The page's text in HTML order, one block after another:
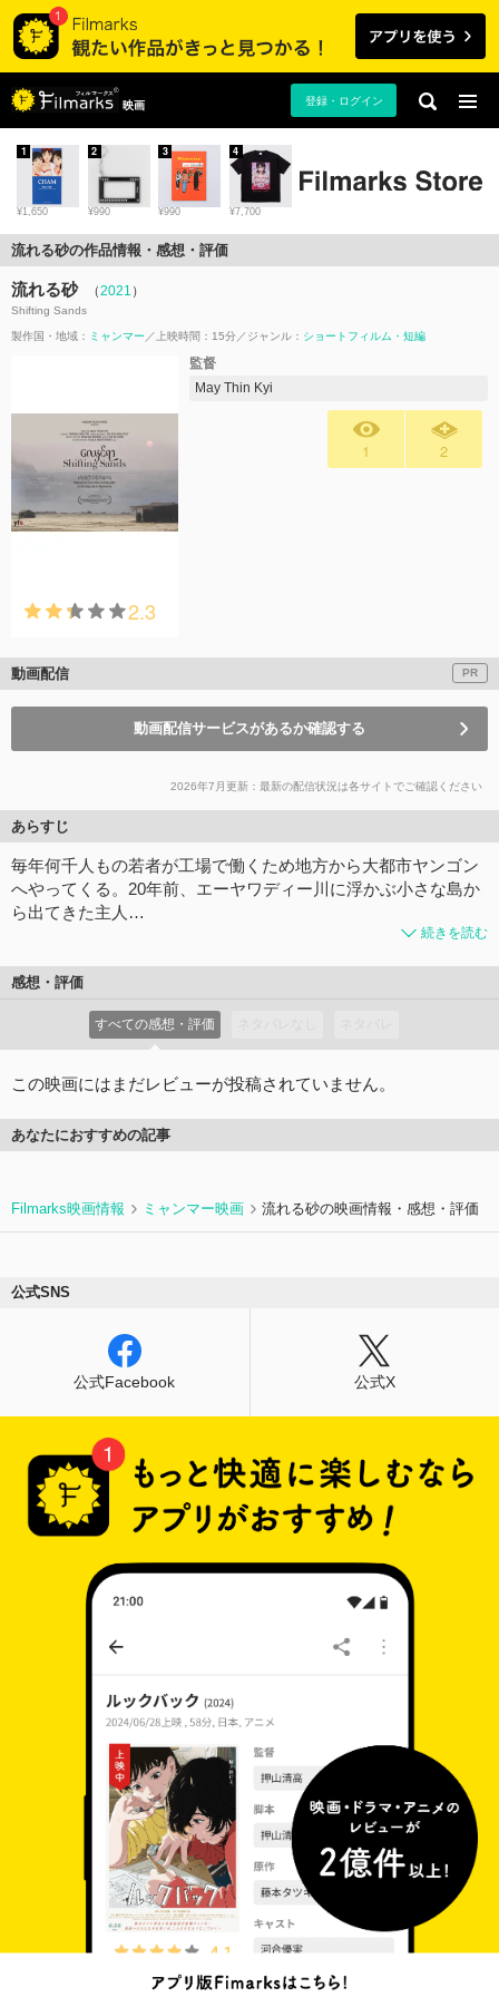
映画 登録・ログイン
¥1,650
1
¥990
2
¥990
3
¥7,700
4
流れる砂の作品情報・感想・評価
流れる砂 （2021 ）
Shifting Sands
製作国・地域： ミャンマー 上映時間：15分 ジャンル： ショートフィルム・短編
2.3
監督
May Thin Kyi
1 2
動画配信 PR
動画配信サービスがあるか確認する
2026年7月更新：最新の配信状況は各サイトでご確認ください
あらすじ
毎年何千人もの若者が工場で働くため地方から大都市ヤンゴン
へやってくる。20年前、エーヤワディー川に浮かぶ小さな島か
ら出てきた主人…
続きを読む
感想・評価
すべての感想・評価
この映画にはまだレビューが投稿されていません。
あなたにおすすめの記事
Filmarks映画情報 ミャンマー映画 流れる砂の映画情報・感想・評価
公式SNS
公式Facebook 公式X